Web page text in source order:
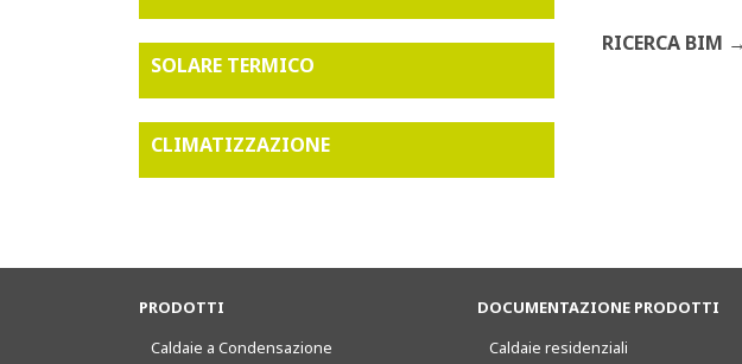
SOLARE TERMICO
CLIMATIZZAZIONE
RICERCA BIM
PRODOTTI
Caldaie a Condensazione
DOCUMENTAZIONE PRODOTTI
Caldaie residenziali